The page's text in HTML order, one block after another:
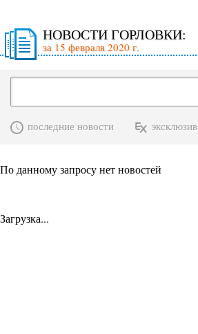
НОВОСТИ ГОРЛОВКИ:
за 15 февраля 2020 г.
последние новости эксклюзив
По данному запросу нет новостей
Загрузка...